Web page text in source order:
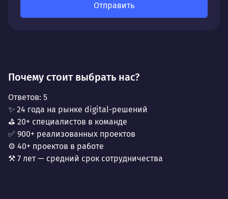
Отправить
Почему стоит выбрать нас?
Ответов: 5
✨ 24 года на рынке digital-решений
⛳ 20+ специалистов в команде
✅ 900+ реализованных проектов
⚙️ 40+ проектов в работе
⚒️ 7 лет — средний срок сотрудничества